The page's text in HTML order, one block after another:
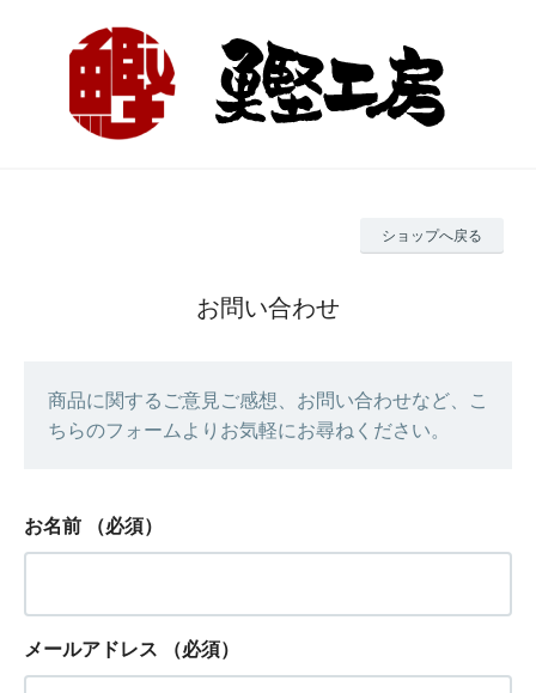
ショップへ戻る
お問い合わせ
商品に関するご意見ご感想、お問い合わせなど、こ
ちらのフォームよりお気軽にお尋ねください。
お名前 （必須）
メールアドレス （必須）